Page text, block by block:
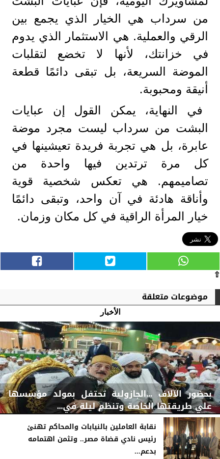
من سرداب هي الخيار الذي يجمع بين
الرقي والعملية. هي الاستثمار الذي يدوم
في خزانتك، لأنها لا تخضع لتقلبات
الموضة السريعة، بل تبقى دائمًا قطعة
أنيقة ومحبوبة.
في النهاية، يمكن القول إن عبايات
البشت من سرداب ليست مجرد موضة
عابرة، بل هي تجربة فريدة تعيشينها في
كل مرة ترتدين فيها واحدة من
تصاميمهم. هي تعكس شخصية قوية
وأناقة هادئة في آن واحد، وتبقى دائمًا
خيار المرأة الراقية في كل مكان وزمان.
⇧
موضوعات متعلقة
الأخبار
بحضور الآلاف ...الجازولية تحتفل بمولد مؤسسها
علي طريقتها الخاصة وتنظم ليلة في...
اليومالجمعة، 7 أغسطس 2026 11:31 صـ
نقابة العاملين بالنيابات والمحاكم تهنئ
رئيس نادي قضاة مصر.. وتثمن اهتمامه
بدعم...